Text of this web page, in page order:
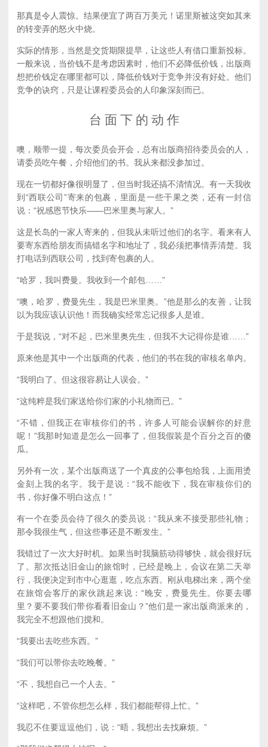
那真是令人震惊。结果便宜了两百万美元！诺里斯被这突如其来
的转变弄的怒火中烧。
实际的情形，当然是交货期限提早，让这些人有借口重新投标。
一般来说，当价钱不是考虑因素时，他们不必降低价钱，出版商
想把价钱定在哪里都可以，降低价钱对于竞争并没有好处。他们
竞争的诀窍，只是让课程委员会的人印象深刻而已。
台 面 下 的 动 作
噢，顺带一提，每次委员会开会，总有出版商招待委员会的人，
请委员吃午餐，介绍他们的书。我从来都没参加过。
现在一切都好像很明显了，但当时我还搞不清情况。有一天我收
到“西联公司”寄来的包裹，里面是一些干果之类，还有一封信
说：“祝感恩节快乐——巴米里奥与家人。”
这是长岛的一家人寄来的，但我从未听过他们的名字。看来有人
要寄东西给朋友而搞错名字和地址了，我必须把事情弄清楚。我
打电话到西联公司，找到寄包裹的人。
“哈罗，我叫费曼。我收到一个邮包……”
“噢，哈罗，费曼先生，我是巴米里奥。”他是那么的友善，让我
以为我应该认识他！而我确实经常忘记很多人是谁。
于是我说，“对不起，巴米里奥先生，但我不大记得你是谁……”
原来他是其中一个出版商的代表，他们的书在我的审核名单内。
“我明白了。但这很容易让人误会。”
“这纯粹是我们家送给你们家的小礼物而已。”
“不错，但我正在审核你们的书，许多人可能会误解你的好意
呢！”我那时知道是怎么一回事了，但我假装是个百分之百的傻
瓜。
另外有一次，某个出版商送了一个真皮的公事包给我，上面用烫
金刻上我的名字。我于是说：“我不能收下，我在审核你们的
书，你好像不明白这点！”
有一个在委员会待了很久的委员说：“我从来不接受那些礼物；
那令我很生气，但这些事还是不断发生。”
我错过了一次大好时机。如果当时我脑筋动得够快，就会很好玩
了。那次抵达旧金山的旅馆时，已经是晚上，会议在第二天举
行，我便决定到市中心逛逛，吃点东西。刚从电梯出来，两个坐
在旅馆会客厅的家伙跳起来说：“晚安，费曼先生。你要去哪
里？要不要我们带你看看旧金山？”他们是一家出版商派来的，
我完全不想跟他们搅和。
“我要出去吃些东西。”
“我们可以带你去吃晚餐。”
“不，我想自己一个人去。”
“这样吧，不管你想怎么样，我们都能帮得上忙。”
我忍不住要逗逗他们，说：“晤，我想出去找麻烦。”